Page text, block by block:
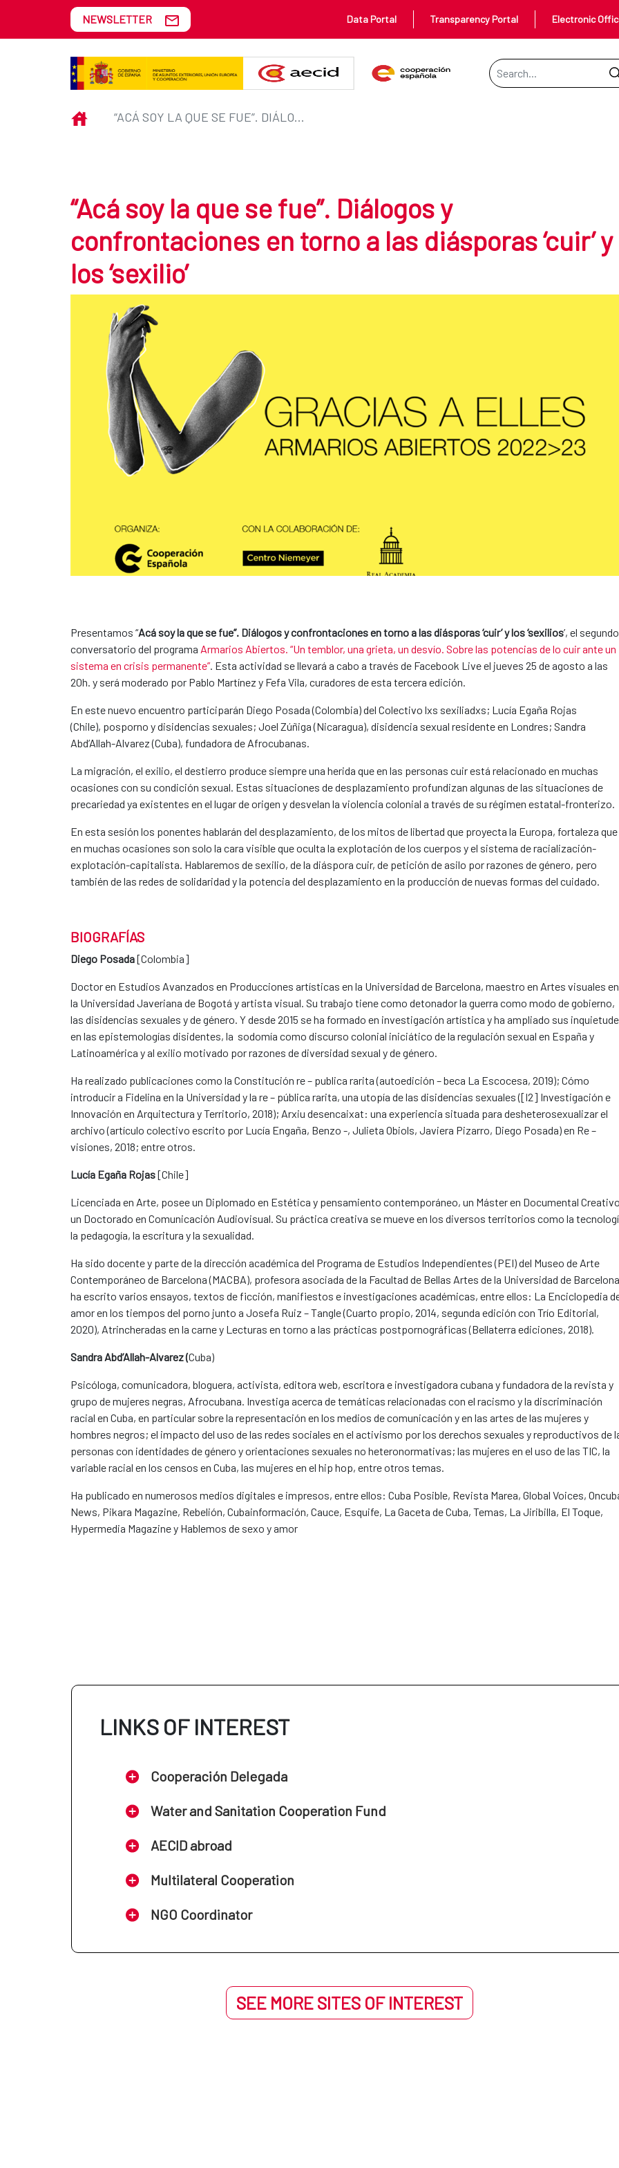
Skip to Main Content
“Acá soy la que se fue”. Diálogos y confrontaciones en torno a las
NEWSLETTER Data Portal Transparency Portal Electronic
Search Bar
INICIO “ACÁ SOY LA QUE SE FUE”. DIÁLOGOS Y CONFRONTACIONES EN TORNO A LAS DIÁSPORAS ‘CUIR’ Y LOS ‘SEXILIO’
“Acá soy la que se fue”. Diálogos y
confrontaciones en torno a las diásporas ‘cuir’ y
los ‘sexilio’
Presentamos “Acá soy la que se fue”. Diálogos y confrontaciones en torno a las diásporas ‘cuir’ y los ‘sexilios’, el segundo
conversatorio del programa Armarios Abiertos. “Un temblor, una grieta, un desvío. Sobre las potencias de lo cuir ante un
sistema en crisis permanente”. Esta actividad se llevará a cabo a través de Facebook Live el jueves 25 de agosto a las
20h. y será moderado por Pablo Martínez y Fefa Vila, curadores de esta tercera edición.
En este nuevo encuentro participarán Diego Posada (Colombia) del Colectivo lxs sexiliadxs; Lucía Egaña Rojas
(Chile), posporno y disidencias sexuales; Joel Zúñiga (Nicaragua), disidencia sexual residente en Londres; Sandra
Abd’Allah-Alvarez (Cuba), fundadora de Afrocubanas.
La migración, el exilio, el destierro produce siempre una herida que en las personas cuir está relacionado en muchas
ocasiones con su condición sexual. Estas situaciones de desplazamiento profundizan algunas de las situaciones de
precariedad ya existentes en el lugar de origen y desvelan la violencia colonial a través de su régimen estatal-fronterizo.
En esta sesión los ponentes hablarán del desplazamiento, de los mitos de libertad que proyecta la Europa, fortaleza que
en muchas ocasiones son solo la cara visible que oculta la explotación de los cuerpos y el sistema de racialización-
explotación-capitalista. Hablaremos de sexilio, de la diáspora cuir, de petición de asilo por razones de género, pero
también de las redes de solidaridad y la potencia del desplazamiento en la producción de nuevas formas del cuidado.
BIOGRAFÍAS
Diego Posada[Colombia]
Doctor en Estudios Avanzados en Producciones artísticas en la Universidad de Barcelona, maestro en Artes visuales en
la Universidad Javeriana de Bogotá y artista visual. Su trabajo tiene como detonador la guerra como modo de gobierno,
las disidencias sexuales y de género. Y desde 2015 se ha formado en investigación artística y ha ampliado sus
en las epistemologías disidentes, la sodomía como discurso colonial iniciático de la regulación sexual en España y
Latinoamérica y al exilio motivado por razones de diversidad sexual y de género.
Ha realizado publicaciones como la Constitución re – publica rarita (autoedición – beca La Escocesa, 2019); Cómo
introducir a Fidelina en la Universidad y la re – pública rarita, una utopía de las disidencias sexuales ([I2] Investigación e
Innovación en Arquitectura y Territorio, 2018); Arxiu desencaixat: una experiencia situada para desheterosexualizar el
archivo (artículo colectivo escrito por Lucía Engaña, Benzo -, Julieta Obiols, Javiera Pizarro, Diego Posada) en Re –
visiones, 2018; entre otros.
Lucía Egaña Rojas[Chile]
Licenciada en Arte, posee un Diplomado en Estética y pensamiento contemporáneo, un Máster en Documental
un Doctorado en Comunicación Audiovisual. Su práctica creativa se mueve en los diversos territorios como la
la pedagogía, la escritura y la sexualidad.
Ha sido docente y parte de la dirección académica del Programa de Estudios Independientes (PEI) del Museo de Arte
Contemporáneo de Barcelona (MACBA), profesora asociada de la Facultad de Bellas Artes de la Universidad de
ha escrito varios ensayos, textos de ficción, manifiestos e investigaciones académicas, entre ellos: La Enciclopedia
amor en los tiempos del porno junto a Josefa Ruiz – Tangle (Cuarto propio, 2014, segunda edición con Trío Editorial,
2020), Atrincheradas en la carne y Lecturas en torno a las prácticas postpornográficas (Bellaterra ediciones, 2018).
Sandra Abd’Allah-Alvarez (Cuba)
Psicóloga, comunicadora, bloguera, activista, editora web, escritora e investigadora cubana y fundadora de la revista y
grupo de mujeres negras, Afrocubana. Investiga acerca de temáticas relacionadas con el racismo y la discriminación
racial en Cuba, en particular sobre la representación en los medios de comunicación y en las artes de las mujeres y
hombres negros; el impacto del uso de las redes sociales en el activismo por los derechos sexuales y reproductivos de
personas con identidades de género y orientaciones sexuales no heteronormativas; las mujeres en el uso de las TIC, la
variable racial en los censos en Cuba, las mujeres en el hip hop, entre otros temas.
Ha publicado en numerosos medios digitales e impresos, entre ellos: Cuba Posible, Revista Marea, Global Voices,
News, Pikara Magazine, Rebelión, Cubainformación, Cauce, Esquife, La Gaceta de Cuba, Temas, La Jiribilla, El Toque,
Hypermedia Magazine y Hablemos de sexo y amor
LINKS OF INTEREST
Cooperación Delegada
Water and Sanitation Cooperation Fund
AECID abroad
Multilateral Cooperation
NGO Coordinator
SEE MORE SITES OF INTEREST